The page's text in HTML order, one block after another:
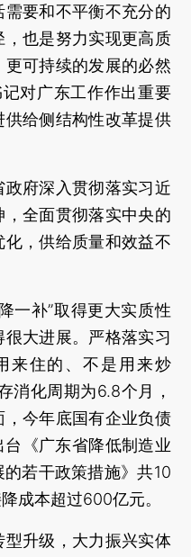
要和不平衡不充分的
也是努力实现更高质
可持续的发展的必然
对广东工作作出重要
给侧结构性改革提供
府深入贯彻落实习近
全面贯彻落实中央的
，供给质量和效益不
补”取得更大实质性
大进展。严格落实习
来住的、不是用来炒
消化周期为6.8个月，
今年底国有企业负债
《广东省降低制造业
若干政策措施》共10
成本超过600亿元。
升级，大力振兴实体